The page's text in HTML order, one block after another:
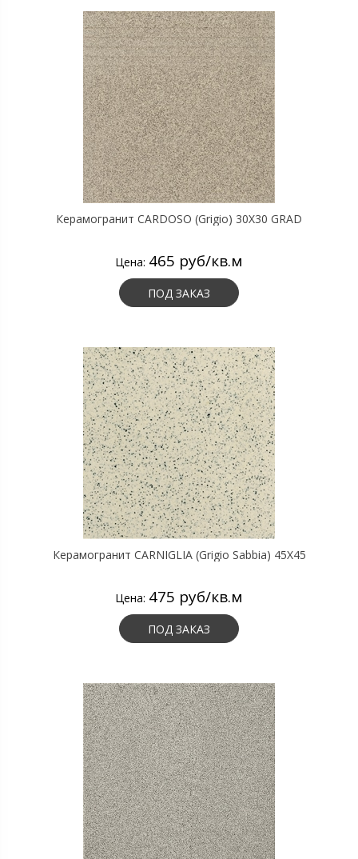
Керамогранит CARDOSO (Grigio) 30X30 GRAD
Цена: 465 руб/кв.м
ПОД ЗАКАЗ
Керамогранит CARNIGLIA (Grigio Sabbia) 45X45
Цена: 475 руб/кв.м
ПОД ЗАКАЗ